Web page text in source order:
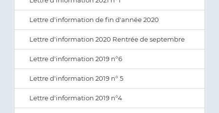
Lettre d'information de fin d'année 2020
Lettre d'information 2020 Rentrée de septembre
Lettre d'information 2019 n°6
Lettre d'information 2019 n° 5
Lettre d'information 2019 n°4